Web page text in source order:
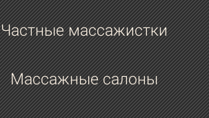
Частные массажистки
Массажные салоны